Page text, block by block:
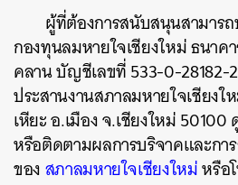
ผู้ที่ต้องการสนับสนุนสามาร
กองทุนลมหายใจเชียงใหม่ ธนาค
คลาน บัญชีเลขที่ 533-0-28182-
ประสานงานสภาลมหายใจเชียงใ
เหียะ อ.เมือง จ.เชียงใหม่ 50100
หรือติดตามผลการบริจาคและกา
ของสภาลมหายใจเชียงใหม่หรือ